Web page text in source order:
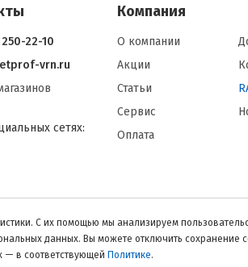
22-10
vrn.ru
сетях:
Компания
О компании
Акции
Статьи
Сервис
Оплата
С их помощью мы анализируем
данных. Вы можете отключить
— в соответствующей Политике.